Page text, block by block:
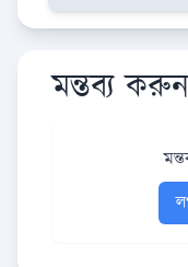
মন্তব্য করুন